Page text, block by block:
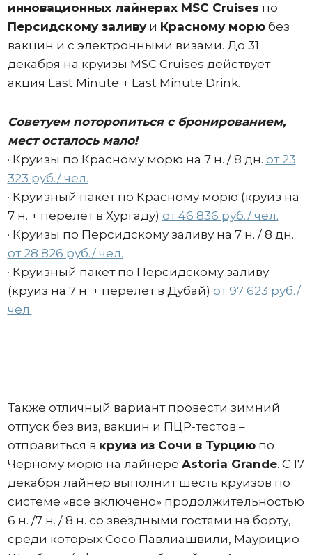
инновационных лайнерах MSC Cruises по
Персидскому заливуи Красному морюбез
вакцин и с электронными визами. До 31
декабря на круизы MSC Cruises действует
акция Last Minute + Last Minute Drink.
Советуем поторопиться с бронированием,
мест осталось мало!
· Круизы по Красному морю на 7 н. / 8 дн. от 23
323 руб./ чел.
· Круизный пакет по Красному морю (круиз на
7 н. + перелет в Хургаду) от 46 836 руб./ чел.
· Круизы по Персидскому заливу на 7 н. / 8 дн.
от 28 826 руб./ чел.
· Круизный пакет по Персидскому заливу
(круиз на 7 н. + перелет в Дубай) от 97 623 руб./
чел.
Также отличный вариант провести зимний
отпуск без виз, вакцин и ПЦР-тестов –
отправиться в круиз из Сочи в Турциюпо
Черному морю на лайнере Astoria Grande. С 17
декабря лайнер выполнит шесть круизов по
системе «все включено» продолжительностью
6 н. /7 н. / 8 н. со звездными гостями на борту,
среди которых Сосо Павлиашвили, Маурицио